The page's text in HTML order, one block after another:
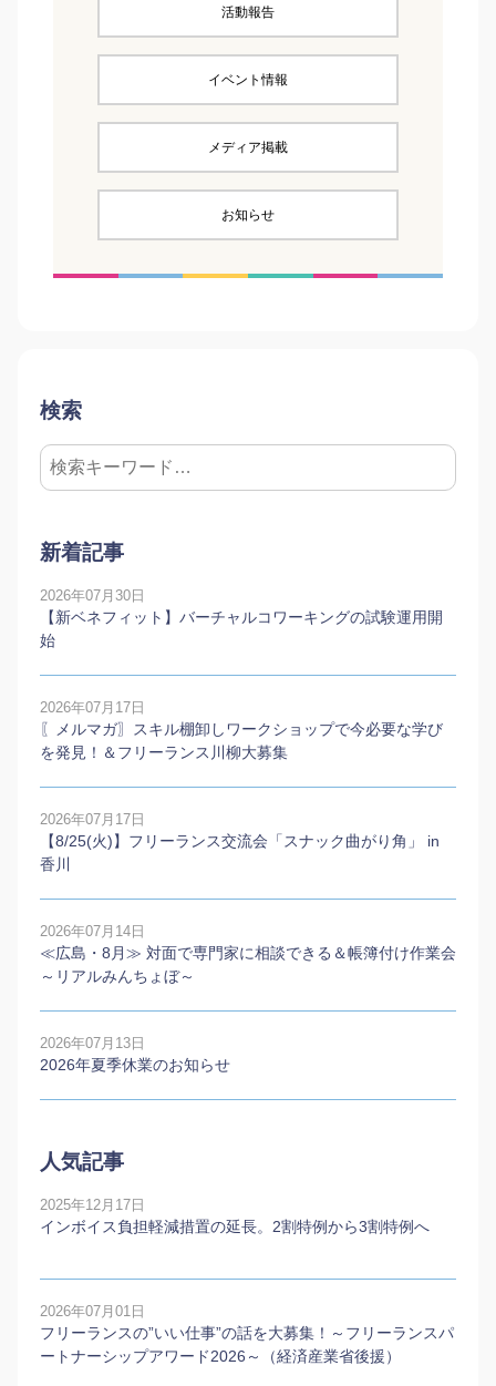
活動報告
イベント情報
メディア掲載
お知らせ
検索
新着記事
2026年07月30日
【新ベネフィット】バーチャルコワーキングの試験運用開
始
2026年07月17日
〖メルマガ〗スキル棚卸しワークショップで今必要な学び
を発見！＆フリーランス川柳大募集
2026年07月17日
【8/25(火)】フリーランス交流会「スナック曲がり角」 in
香川
2026年07月14日
≪広島・8月≫ 対面で専門家に相談できる＆帳簿付け作業会
～リアルみんちょぼ～
2026年07月13日
2026年夏季休業のお知らせ
人気記事
2025年12月17日
インボイス負担軽減措置の延長。2割特例から3割特例へ
2026年07月01日
フリーランスの”いい仕事”の話を大募集！～フリーランスパ
ートナーシップアワード2026～（経済産業省後援）